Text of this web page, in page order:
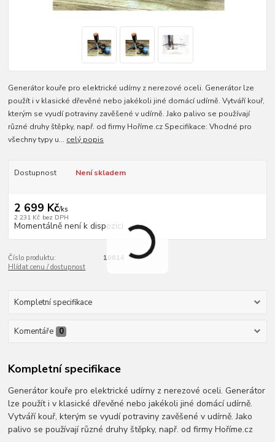
Generátor kouře pro elektrické udírny z nerezové oceli. Generátor lze
použít i v klasické dřevěné nebo jakékoli jiné domácí udírně. Vytváří kouř,
kterým se vyudí potraviny zavěšené v udírně. Jako palivo se používají
různé druhy štěpky, např. od firmy Hoříme.cz Specifikace: Vhodné pro
všechny typy u... celý popis
Dostupnost Není skladem
2 699 Kč/ks
2 231 Kč bez DPH
Momentálně není k dispozici
Číslo produktu:
10614
Hlídat cenu / dostupnost
Kompletní specifikace
Komentáře 0
Kompletní specifikace
Generátor kouře pro elektrické udírny z nerezové oceli. Generátor
lze použít i v klasické dřevěné nebo jakékoli jiné domácí udírně.
Vytváří kouř, kterým se vyudí potraviny zavěšené v udírně. Jako
palivo se používají různé druhy štěpky, např. od firmy Hoříme.cz